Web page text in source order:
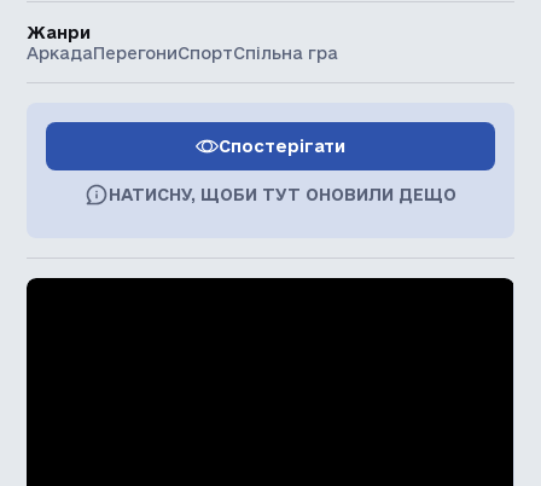
Жанри
АркадаПерегониСпортСпільна гра
Спостерігати
НАТИСНУ, ЩОБИ ТУТ ОНОВИЛИ ДЕЩО